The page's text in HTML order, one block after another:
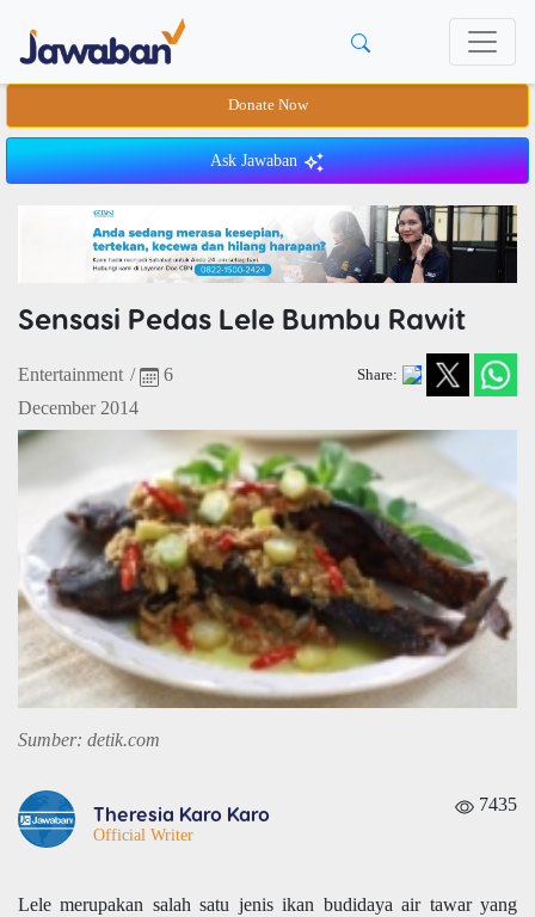
Donate Now
Ask Jawaban
Sensasi Pedas Lele Bumbu Rawit
Entertainment /
6
December 2014
Share:
Sumber: detik.com
Theresia Karo Karo
Official Writer
7435
Lele merupakan salah satu jenis ikan budidaya air tawar yang